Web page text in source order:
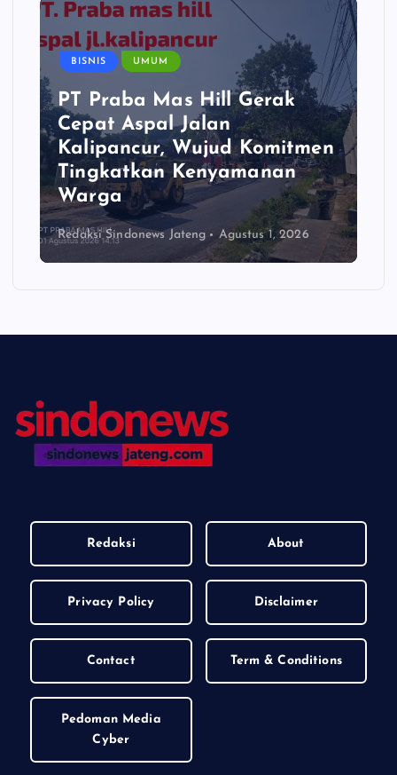
BISNIS UMUM
PT Praba Mas Hill Gerak
Cepat Aspal Jalan
Kalipancur, Wujud Komitmen
Tingkatkan Kenyamanan
Warga
Redaksi Sindonews Jateng Agustus 1, 2026
Redaksi About
Privacy Policy Disclaimer
Contact Term & Conditions
Pedoman Media
Cyber